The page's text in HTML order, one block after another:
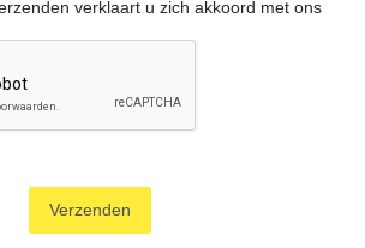
verklaart u zich akkoord met ons
Verzenden